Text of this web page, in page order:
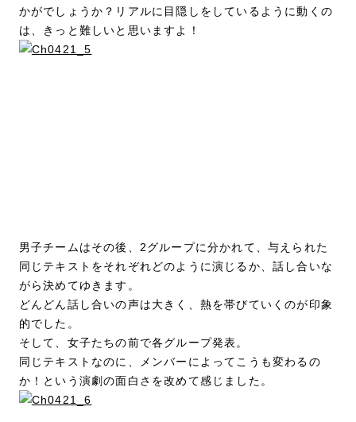
かがでしょうか？リアルに目隠しをしているように動くの
は、きっと難しいと思いますよ！
男子チームはその後、2グループに分かれて、与えられた
同じテキストをそれぞれどのように演じるか、話し合いな
がら決めてゆきます。
どんどん話し合いの声は大きく、熱を帯びていくのが印象
的でした。
そして、女子たちの前で各グループ発表。
同じテキストなのに、メンバーによってこうも変わるの
か！という演劇の面白さを改めて感じました。